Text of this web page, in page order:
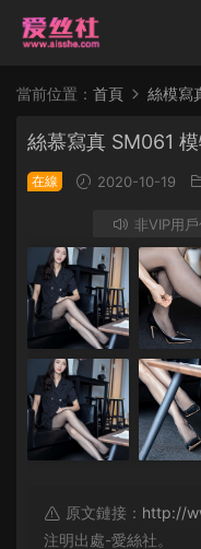
當前位置： 首頁 絲模寫
絲慕寫真 SM061
在線 2020-10-19
非VIP用
原文鏈接： http://
注明出處-愛絲社。